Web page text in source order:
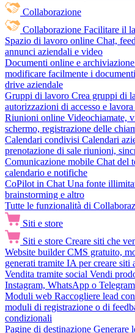
Collaborazione
Collaborazione Facilitare il
Spazio di lavoro online Chat,
annunci aziendali e video
Documenti online e
modificare facilmente i
drive aziendale
Gruppi di lavoro Crea gruppi di
autorizzazioni di accesso e
Riunioni online Videochiamate,
schermo, registrazione delle
Calendari condivisi Calendari
prenotazione di sale riunioni,
Comunicazione mobile Chat del
calendario e notifiche
CoPilot in Chat Una fonte
brainstorming e altro
Tutte le funzionalità di
Siti e store
Siti e store Creare siti che
Website builder CMS gratuito,
generati tramite IA per creare siti
Vendita tramite social Vendi
Instagram, WhatsApp o Telegram
Moduli web Raccogliere lead
moduli di registrazione o di
condizionali
Pagine di destinazione Generare